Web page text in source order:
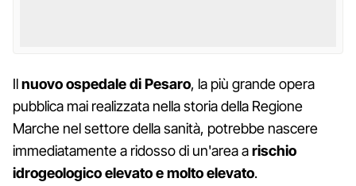
Ilnuovo ospedale di Pesaro, la più grande opera
pubblica mai realizzata nella storia della Regione
Marche nel settore della sanità, potrebbe nascere
immediatamente a ridosso di un'area arischio
idrogeologico elevato e molto elevato.